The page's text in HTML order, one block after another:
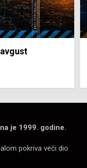
je 1999. godine.
pokriva veći dio